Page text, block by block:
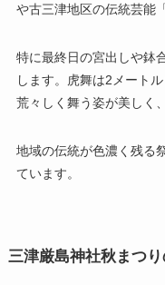
や古三津地区の伝統芸能
特に最終日の宮出しや鉢
します。虎舞は2メート
荒々しく舞う姿が美しく
地域の伝統が色濃く残る
ています。
三津厳島神社秋まつ